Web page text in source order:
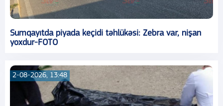
Sumqayıtda piyada keçidi təhlükəsi: Zebra var, nişan
yoxdur-FOTO
2-08-2026, 13:48